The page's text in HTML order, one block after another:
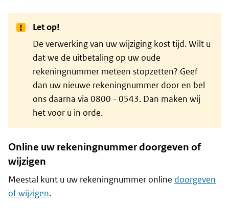
Let op!
De verwerking van uw wijziging kost tijd. Wilt u
dat we de uitbetaling op uw oude
rekeningnummer meteen stopzetten? Geef
dan uw nieuwe rekeningnummer door en bel
ons daarna via 0800 - 0543. Dan maken wij
het voor u in orde.
Online uw rekeningnummer doorgeven of
wijzigen
Meestal kunt u uw rekeningnummer online doorgeven
of wijzigen.